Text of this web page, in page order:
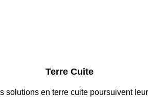
Parking et garages
circulation, sécurisation des accès, durabilité